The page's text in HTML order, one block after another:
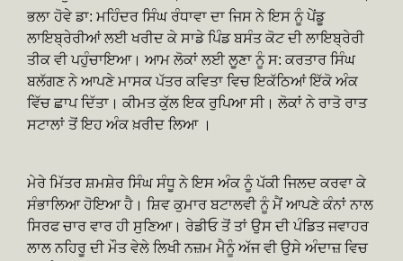
ਭਲਾ ਹੋਵੇ ਡਾ: ਮਹਿੰਦਰ ਸਿੰਘ ਰੰਧਾਵਾ ਦਾ ਜਿਸ ਨੇ ਇਸ ਨੂੰ ਪੇਂਡੂ
ਲਾਇਬ੍ਰੇਰੀਆਂ ਲਈ ਖਰੀਦ ਕੇ ਸਾਡੇ ਪਿੰਡ ਬਸੰਤ ਕੋਟ ਦੀ ਲਾਇਬ੍ਰੇਰੀ
ਤੀਕ ਵੀ ਪਹੁੰਚਾਇਆ। ਆਮ ਲੋਕਾਂ ਲਈ ਲੂਣਾ ਨੂੰ ਸ: ਕਰਤਾਰ ਸਿੰਘ
ਬਲੱਗਣ ਨੇ ਆਪਣੇ ਮਾਸਕ ਪੱਤਰ ਕਵਿਤਾ ਵਿਚ ਇਕੱਠਿਆਂ ਇੱਕੋ ਅੰਕ
ਵਿੱਚ ਛਾਪ ਦਿੱਤਾ। ਕੀਮਤ ਕੁੱਲ ਇਕ ਰੁਪਿਆ ਸੀ। ਲੋਕਾਂ ਨੇ ਰਾਤੋ ਰਾਤ
ਸਟਾਲਾਂ ਤੋਂ ਇਹ ਅੰਕ ਖ਼ਰੀਦ ਲਿਆ ।
ਮੇਰੇ ਮਿੱਤਰ ਸ਼ਮਸ਼ੇਰ ਸਿੰਘ ਸੰਧੂ ਨੇ ਇਸ ਅੰਕ ਨੂੰ ਪੱਕੀ ਜਿਲਦ ਕਰਵਾ ਕੇ
ਸੰਭਾਲਿਆ ਹੋਇਆ ਹੈ। ਸ਼ਿਵ ਕੁਮਾਰ ਬਟਾਲਵੀ ਨੂੰ ਮੈਂ ਆਪਣੇ ਕੰਨਾਂ ਨਾਲ
ਸਿਰਫ ਚਾਰ ਵਾਰ ਹੀ ਸੁਣਿਆ। ਰੇਡੀਓ ਤੋਂ ਤਾਂ ਉਸ ਦੀ ਪੰਡਿਤ ਜਵਾਹਰ
ਲਾਲ ਨਹਿਰੂ ਦੀ ਮੌਤ ਵੇਲੇ ਲਿਖੀ ਨਜ਼ਮ ਮੈਨੂੰ ਅੱਜ ਵੀ ਉਸੇ ਅੰਦਾਜ਼ ਵਿਚ